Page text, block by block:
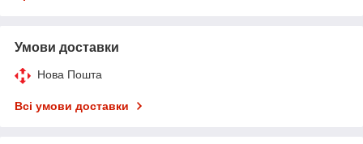
Умови доставки
Нова Пошта
Всі умови доставки